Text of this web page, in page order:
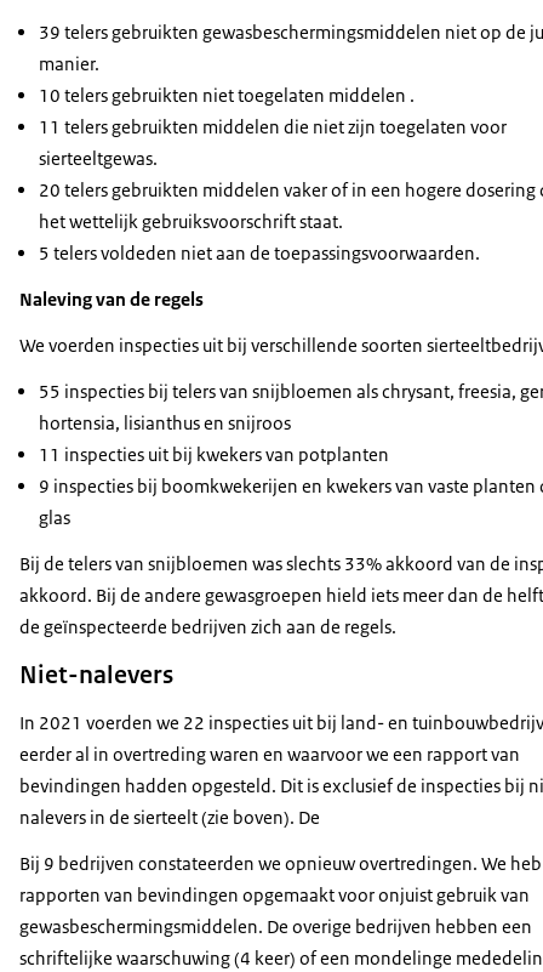
39 telers gebruikten gewasbeschermingsmiddelen niet op de
manier.
10 telers gebruikten niet toegelaten middelen .
11 telers gebruikten middelen die niet zijn toegelaten voor
sierteeltgewas.
20 telers gebruikten middelen vaker of in een hogere dosering
het wettelijk gebruiksvoorschrift staat.
5 telers voldeden niet aan de toepassingsvoorwaarden.
Naleving van de regels
We voerden inspecties uit bij verschillende soorten
55 inspecties bij telers van snijbloemen als chrysant, freesia,
hortensia, lisianthus en snijroos
11 inspecties uit bij kwekers van potplanten
9 inspecties bij boomkwekerijen en kwekers van vaste planten
glas
Bij de telers van snijbloemen was slechts 33% akkoord van de
akkoord. Bij de andere gewasgroepen hield iets meer dan de
de geïnspecteerde bedrijven zich aan de regels.
Niet-nalevers
In 2021 voerden we 22 inspecties uit bij land- en
eerder al in overtreding waren en waarvoor we een rapport van
bevindingen hadden opgesteld. Dit is exclusief de inspecties bij
nalevers in de sierteelt (zie boven). De
Bij 9 bedrijven constateerden we opnieuw overtredingen. We
rapporten van bevindingen opgemaakt voor onjuist gebruik van
gewasbeschermingsmiddelen. De overige bedrijven hebben een
schriftelijke waarschuwing (4 keer) of een mondelinge